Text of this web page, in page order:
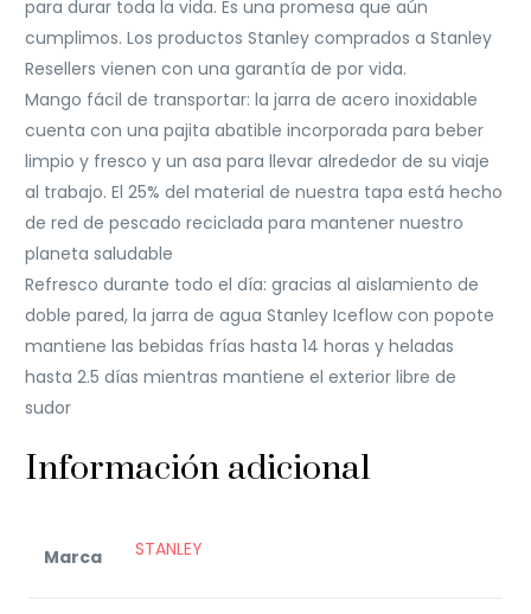
para durar toda la vida. Es una promesa que aún
cumplimos. Los productos Stanley comprados a Stanley
Resellers vienen con una garantía de por vida.
Mango fácil de transportar: la jarra de acero inoxidable
cuenta con una pajita abatible incorporada para beber
limpio y fresco y un asa para llevar alrededor de su viaje
al trabajo. El 25% del material de nuestra tapa está hecho
de red de pescado reciclada para mantener nuestro
planeta saludable
Refresco durante todo el día: gracias al aislamiento de
doble pared, la jarra de agua Stanley Iceflow con popote
mantiene las bebidas frías hasta 14 horas y heladas
hasta 2.5 días mientras mantiene el exterior libre de
sudor
Información adicional
Marca STANLEY